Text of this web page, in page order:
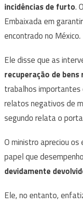
incidências de furto.
Embaixada em
encontrado no México.
Ele disse que as
recuperação de bens
trabalhos
relatos negativos de
segundo relata o
O ministro apreciou
papel que
devidamente
Ele, no entanto,